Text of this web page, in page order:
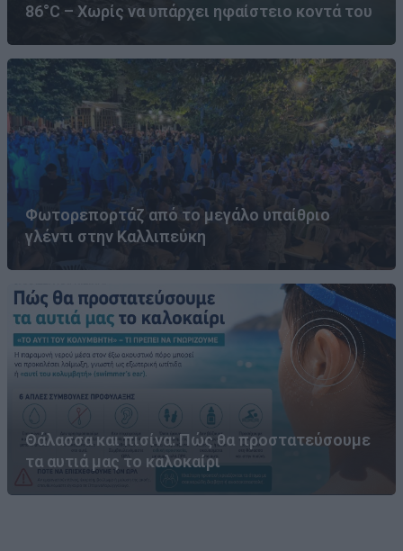
86°C – Χωρίς να υπάρχει ηφαίστειο κοντά του
Φωτορεπορτάζ από το μεγάλο υπαίθριο
γλέντι στην Καλλιπεύκη
Θάλασσα και πισίνα: Πώς θα προστατεύσουμε
τα αυτιά μας το καλοκαίρι